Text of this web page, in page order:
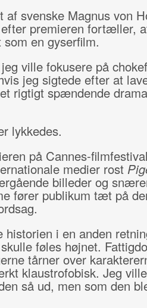
af svenske Magnus von
premieren fortæller,
en gyserfilm.
ville fokusere på
jeg sigtede efter at
rigtigt spændende
lykkedes.
på Cannes-
medier rost
billeder og
fører publikum tæt på
historien i en anden
føles højnet.
tårner over
klaustrofobisk. Jeg
så ud, men som den